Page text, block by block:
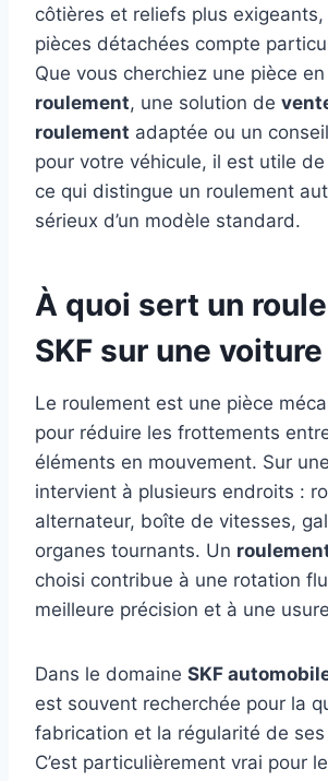
côtières et reliefs plus
pièces détachées compte
Que vous cherchiez une pièce en
roulement, une solution de
roulement adaptée ou un
pour votre véhicule, il est utile
ce qui distingue un roulement
sérieux d’un modèle standard.
À quoi sert un
SKF sur une voiture
Le roulement est une pièce
pour réduire les frottements
éléments en mouvement. Sur
intervient à plusieurs endroits :
alternateur, boîte de vitesses,
organes tournants. Un
choisi contribue à une rotation
meilleure précision et à une
Dans le domaine SKF
est souvent recherchée pour la
fabrication et la régularité de
C’est particulièrement vrai pour